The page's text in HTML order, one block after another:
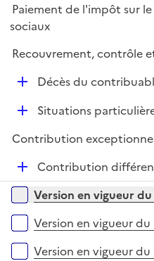
i
e
r
p
l
i
Paiement de l'impôt sur
sociaux
Recouvrement, contrôle
D
i
r
Décès du
D
p
i
e
Situations
Contribution
D
é
p
e
Contribution
Versions sur la période
Version en vigueur
Version en vigueur
Version en vigueur